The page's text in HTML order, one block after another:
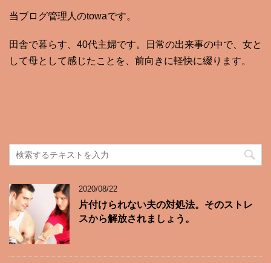
当ブログ管理人のtowaです。
田舎で暮らす、40代主婦です。日常の出来事の中で、女と
して母として感じたことを、前向きに軽快に綴ります。
2020/08/22
片付けられない夫の対処法。そのストレ
スから解放されましょう。